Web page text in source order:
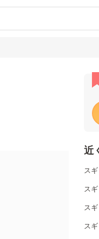
近
ス
ス
ス
ス